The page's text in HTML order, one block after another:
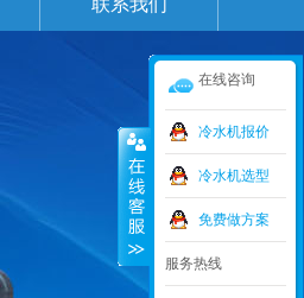
联系我们
在线咨询
冷水机报价
冷水机选型
免费做方案
服务热线